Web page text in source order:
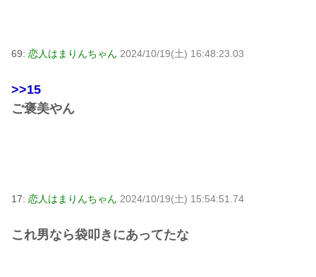
69: 恋人はまりんちゃん 2024/10/19(土) 16:48:23.03
>>15
ご褒美やん
17: 恋人はまりんちゃん 2024/10/19(土) 15:54:51.74
これ男なら袋叩きにあってたな